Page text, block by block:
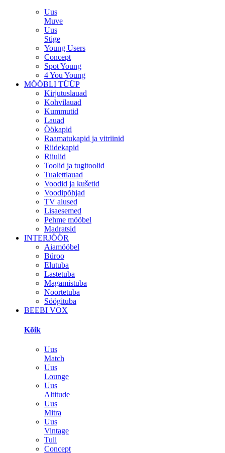
Uus
Muve
Uus
Stige
Young Users
Concept
Spot Young
4 You Young
MÖÖBLI TÜÜP
Kirjutuslauad
Kohvilauad
Kummutid
Lauad
Öökapid
Raamatukapid ja vitriinid
Riidekapid
Riiulid
Toolid ja tugitoolid
Tualettlauad
Voodid ja kušetid
Voodipõhjad
TV alused
Lisaesemed
Pehme mööbel
Madratsid
INTERJÖÖR
Aiamööbel
Büroo
Elutuba
Lastetuba
Magamistuba
Noortetuba
Söögituba
BEEBI VOX
Kõik
Uus
Match
Uus
Lounge
Uus
Altitude
Uus
Mitra
Uus
Vintage
Tuli
Concept